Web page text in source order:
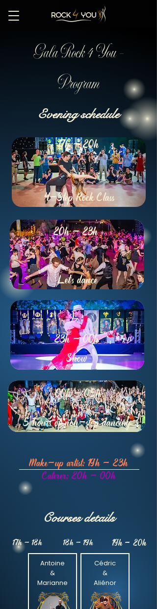
Gala Rock 4 You -
Program
Eveningschedule
4-Step Rock Class
17h - 20h
Let's dance
20h - 23h
Show
23h - 00h
5 hours of non-stop dancing
00h - 05h
Make-up artist: 19h - 23h
Caterer: 20h - 00h
Courses details
17h - 18h 18h - 19h 19h - 20h
Antoine
&
Marianne
Cédric
&
Aliénor